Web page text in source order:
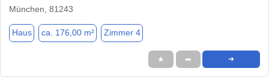
München, 81243
Haus ca. 176,00 m² Zimmer 4
★ ➦ ➜